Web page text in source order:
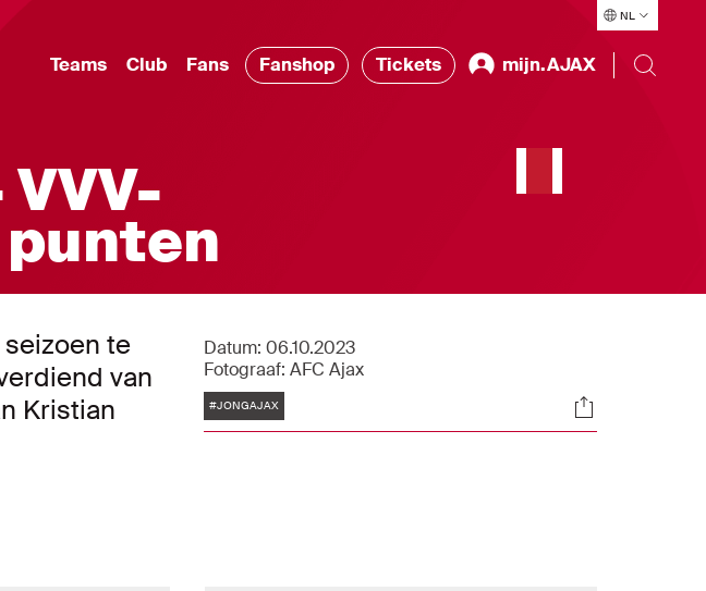
NL
Teams Club Fans Fanshop Tickets mijn.AJAX
punten
te
van
Kristian
Datum: 06.10.2023
Fotograaf: AFC Ajax
Tags
#JONGAJAX Socials